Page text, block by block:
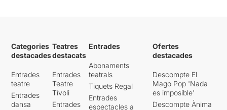
Categories
destacades
Entrades
teatre
Entrades
dansa
Teatres
destacats
Entrades
Teatre
Tívoli
Entrades
Entrades
Abonaments
teatrals
Tiquets Regal
Entrades
espectacles a
Ofertes
destacades
Descompte El
Mago Pop 'Nada
es imposible'
Descompte Ànima